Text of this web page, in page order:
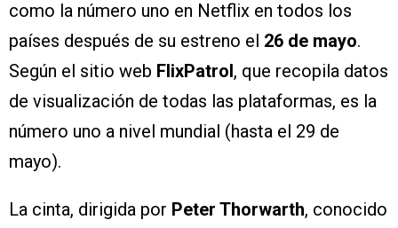
como la número uno en Netflix en todos los
países después de su estreno el 26 de mayo.
Según el sitio web FlixPatrol , que recopila datos
de visualización de todas las plataformas, es la
número uno a nivel mundial (hasta el 29 de
mayo).
La cinta, dirigida por Peter Thorwarth, conocido